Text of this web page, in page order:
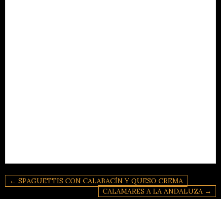
Navegación
← SPAGUETTIS CON CALABACÍN Y QUESO CREMA
CALAMARES A LA ANDALUZA →